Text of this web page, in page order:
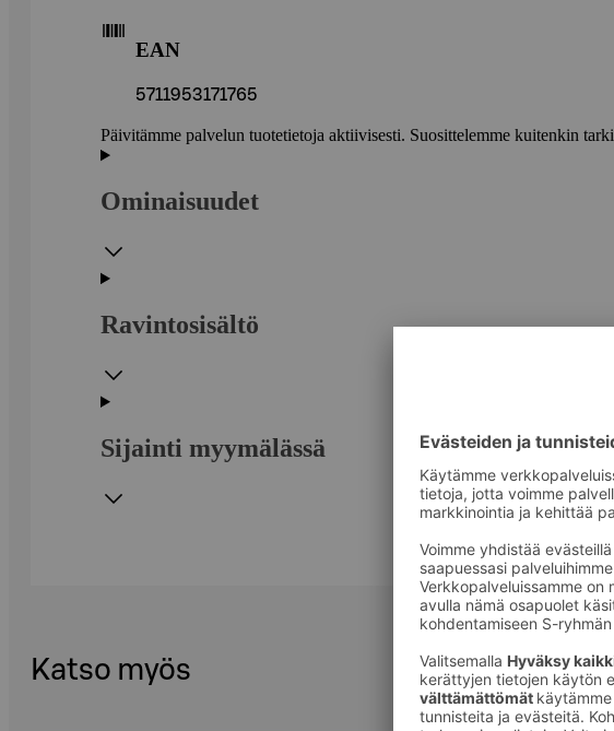
EAN
5711953171765
Päivitämme palvelun tuotetietoja aktiivisesti. Suosittelemme kuitenkin
Ominaisuudet
Ravintosisältö
Sijainti myymälässä
Katso myös